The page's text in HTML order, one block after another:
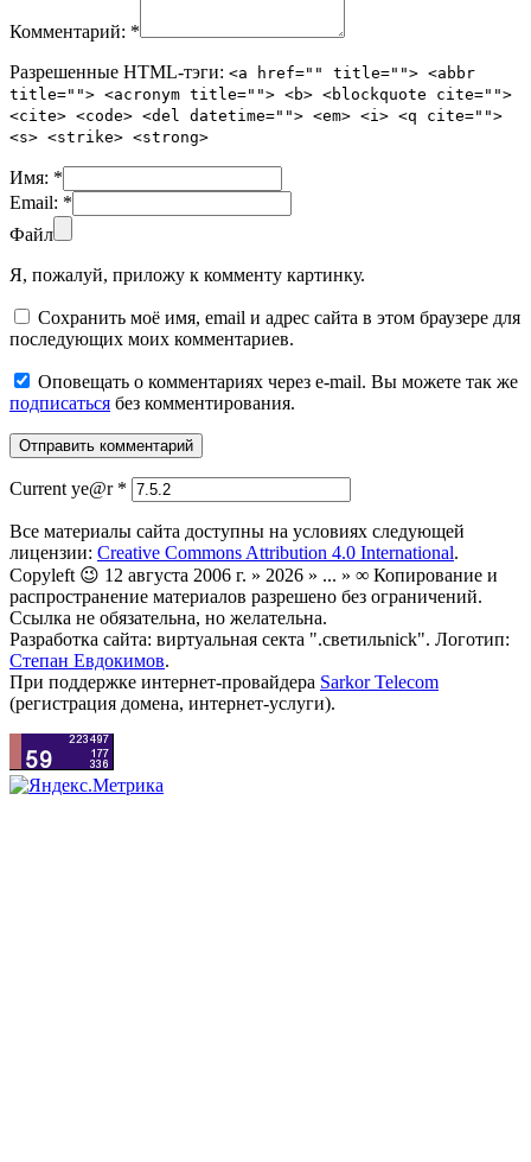
Комментарий: *
Разрешенные HTML-тэги: <a href="" title=""> <abbr
title=""> <acronym title=""> <b> <blockquote cite="">
<cite> <code> <del datetime=""> <em> <i> <q cite="">
<s> <strike> <strong>
Имя: *
Email: *
Файл
Я, пожалуй, приложу к комменту картинку.
Сохранить моё имя, email и адрес сайта в этом браузере для
последующих моих комментариев.
Оповещать о комментариях через e-mail. Вы можете так же
подписаться без комментирования.
Current ye@r *
Все материалы сайта доступны на условиях следующей
лицензии: Creative Commons Attribution 4.0 International.
Copyleft 😉 12 августа 2006 г. » 2026 » ... » ∞ Копирование и
распространение материалов разрешено без ограничений.
Ссылка не обязательна, но желательна.
Разработка сайта: виртуальная секта ".светильnick". Логотип:
Степан Евдокимов.
При поддержке интернет-провайдера Sarkor Telecom
(регистрация домена, интернет-услуги).